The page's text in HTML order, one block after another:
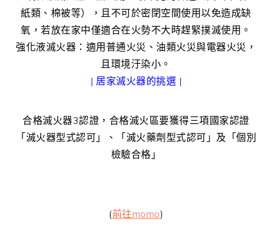
紙類、棉被等），且不可於密閉空間使用以免造成缺
氧，若放在家中僅適合在火勢不大時趕緊撲滅使用。
強化液滅火器：適用普通火災、油類火災與電器火災，
且環境汙染小。
| 居家滅火器的挑選 |
合格滅火器3認證，合格滅火區要獲得三項國家認證
「滅火器型式認可」、「滅火藥劑型式認可」及「個別
檢驗合格」
(前往momo)